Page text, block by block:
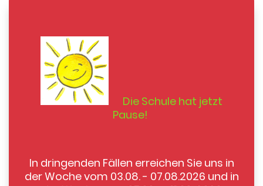
Die Schule hat jetzt
Pause!
In dringenden Fällen erreichen Sie uns in
der Woche vom 03.08. - 07.08.2026 und in